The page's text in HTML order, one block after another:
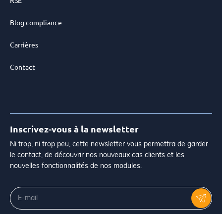
Blog compliance
Carrières
Contact
Inscrivez-vous à la newsletter
Ni trop, ni trop peu, cette newsletter vous permettra de garder
le contact, de découvrir nos nouveaux cas clients et les
nouvelles fonctionnalités de nos modules.